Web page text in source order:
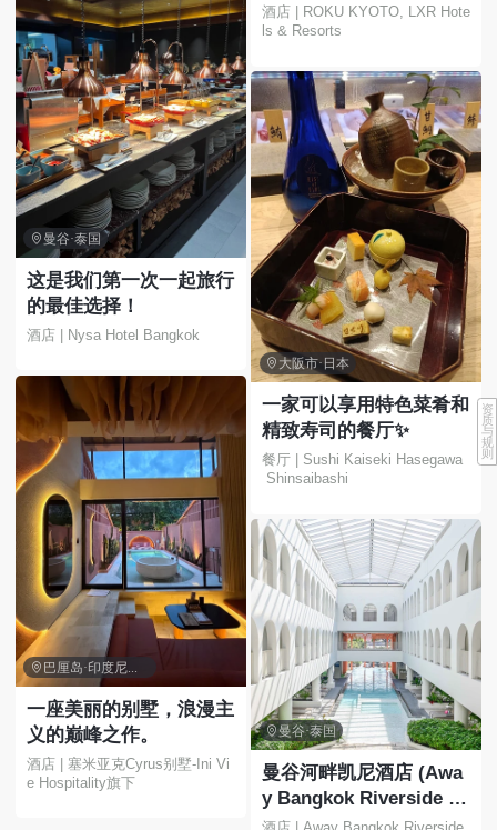
酒店 | ROKU KYOTO, LXR Hote
ls & Resorts
 大阪市·日本
一家可以享用特色菜肴和
精致寿司的餐厅✨
餐厅 | Sushi Kaiseki Hasegawa
Shinsaibashi
 曼谷·泰国
这是我们第一次一起旅行
的最佳选择！
酒店 | Nysa Hotel Bangkok
曼谷·泰国
曼谷河畔凯尼酒店 (Awa
y Bangkok Riverside K
ene) 位于乍伦那空区湄

一座美丽的别墅，浪漫主
义的巅峰之作。
酒店 | 塞米亚克Cyrus别墅-Ini Vi
e Hospitality旗下
资
质
与
规
则